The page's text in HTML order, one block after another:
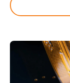
博客
CN